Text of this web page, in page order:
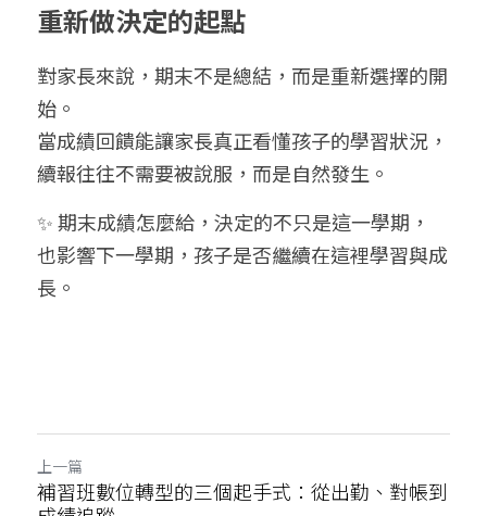
重新做決定的起點
對家長來說，期末不是總結，而是重新選擇的開
始。
當成績回饋能讓家長真正看懂孩子的學習狀況，
續報往往不需要被說服，而是自然發生。
✨ 期末成績怎麼給，決定的不只是這一學期，
也影響下一學期，孩子是否繼續在這裡學習與成
長。
上一篇
補習班數位轉型的三個起手式：從出勤、對帳到